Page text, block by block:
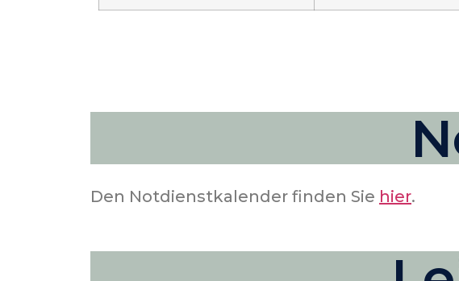
Den Notdienstkalender finden Sie hier.